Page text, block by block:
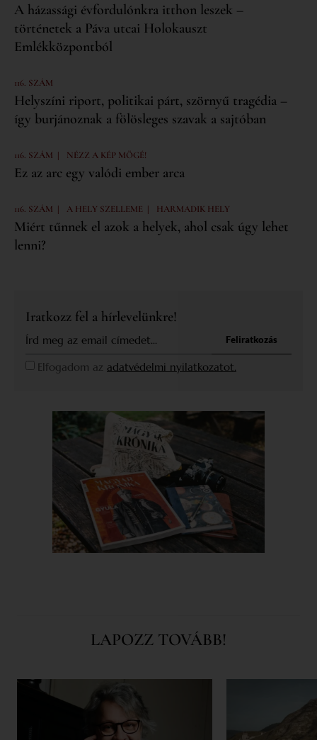
A házassági évfordulónkra itthon leszek –
történetek a Páva utcai Holokauszt
Emlékközpontból
116. SZÁM
Helyszíni riport, politikai párt, szörnyű tragédia –
így burjánoznak a fölösleges szavak a sajtóban
116. SZÁM | NÉZZ A KÉP MÖGÉ!
Ez az arc egy valódi ember arca
116. SZÁM | A HELY SZELLEME | HARMADIK HELY
Miért tűnnek el azok a helyek, ahol csak úgy lehet
lenni?
Iratkozz fel a hírlevelünkre!
Elfogadom az adatvédelmi nyilatkozatot.
Feliratkozás
LAPOZZ TOVÁBB!